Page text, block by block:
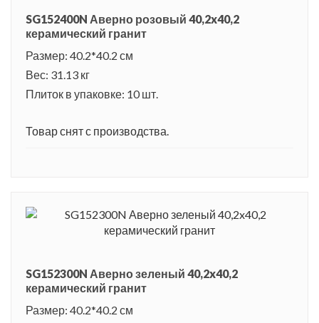
SG152400N Аверно розовый 40,2x40,2
керамический гранит
Размер: 40.2*40.2 см
Вес: 31.13 кг
Плиток в упаковке: 10 шт.
Товар снят с производства.
SG152300N Аверно зеленый 40,2x40,2
керамический гранит
Размер: 40.2*40.2 см